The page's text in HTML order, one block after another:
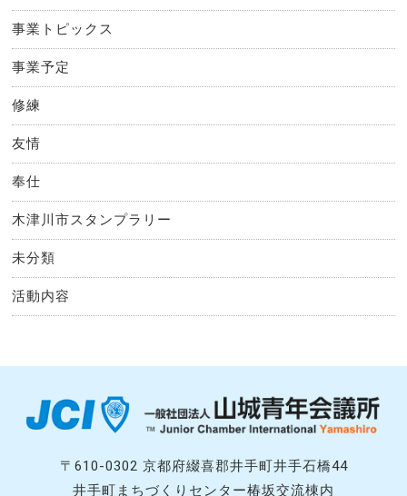
事業トピックス
事業予定
修練
友情
奉仕
木津川市スタンプラリー
未分類
活動内容
〒610-0302 京都府綴喜郡井手町井手石橋44
井手町まちづくりセンター椿坂交流棟内